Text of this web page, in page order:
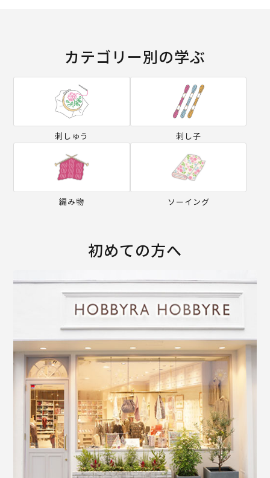
カテゴリー別の学ぶ
刺しゅう 刺し子
編み物 ソーイング
初めての方へ